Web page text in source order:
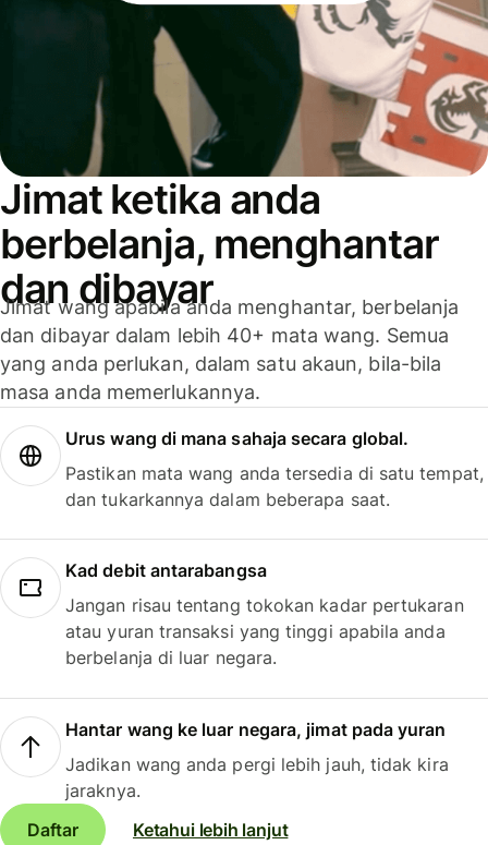
Jimat ketika anda
berbelanja, menghantar
dan dibayar
Jimat wang apabila anda menghantar, berbelanja
dan dibayar dalam lebih 40+ mata wang. Semua
yang anda perlukan, dalam satu akaun, bila-bila
masa anda memerlukannya.
Urus wang di mana sahaja secara global.
Pastikan mata wang anda tersedia di satu tempat,
dan tukarkannya dalam beberapa saat.
Kad debit antarabangsa
Jangan risau tentang tokokan kadar pertukaran
atau yuran transaksi yang tinggi apabila anda
berbelanja di luar negara.
Hantar wang ke luar negara, jimat pada yuran
Jadikan wang anda pergi lebih jauh, tidak kira
jaraknya.
Daftar
Ketahui lebih lanjut